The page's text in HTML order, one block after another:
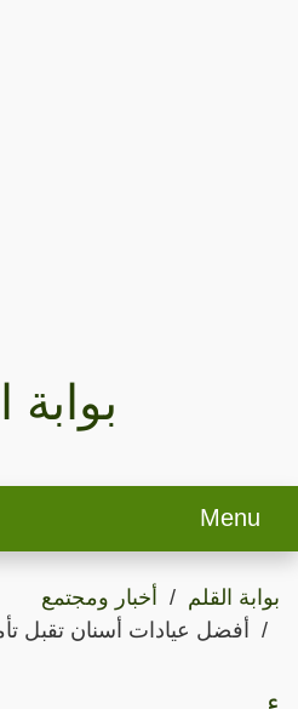
بوابة
Menu
بوابة القلم
أخبار ومجتمع
أفضل عيادات أسنان تقبل